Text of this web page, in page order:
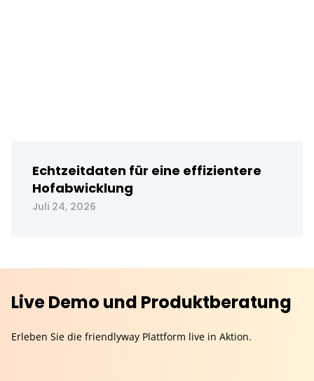
Echtzeitdaten für eine effizientere
Hofabwicklung
Juli 24, 2026
Live Demo und Produktberatung
Erleben Sie die friendlyway Plattform live in Aktion.